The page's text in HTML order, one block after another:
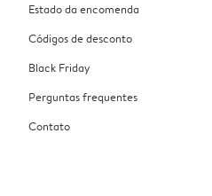
Estado da encomenda
Códigos de desconto
Black Friday
Perguntas frequentes
Contato